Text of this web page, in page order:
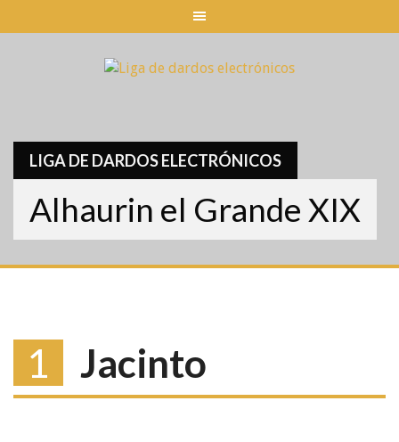
to
LIGA DE DARDOS ELECTRÓNICOS
Alhaurin el Grande XIX
1 Jacinto